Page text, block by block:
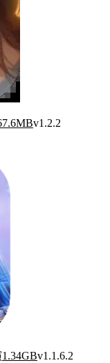
v1.2.2
1.34GBv1.1.6.2